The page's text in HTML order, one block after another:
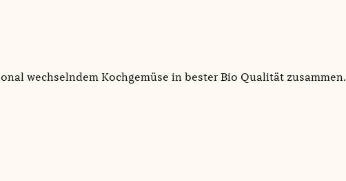
wechselndem Kochgemüse in bester Bio Qualität zusammen.